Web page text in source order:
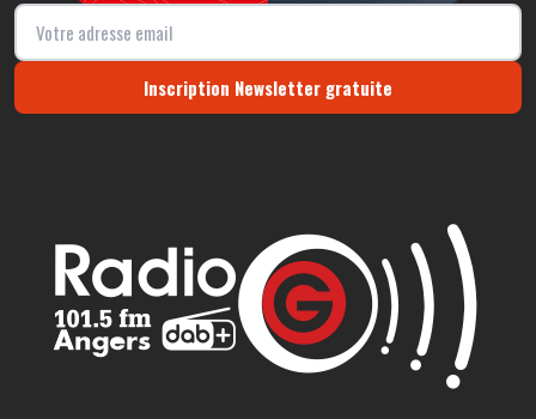
Inscription Newsletter gratuite